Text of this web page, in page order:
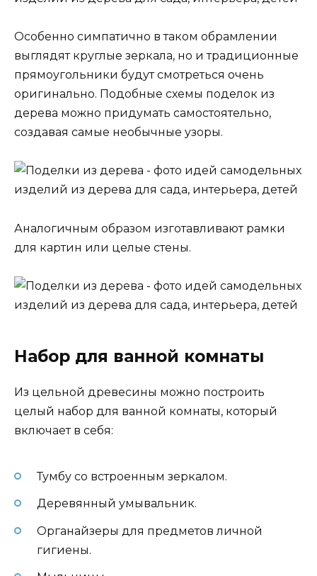
Особенно симпатично в таком обрамлении
выглядят круглые зеркала, но и традиционные
прямоугольники будут смотреться очень
оригинально. Подобные схемы поделок из
дерева можно придумать самостоятельно,
создавая самые необычные узоры.
Аналогичным образом изготавливают рамки
для картин или целые стены.
Набор для ванной комнаты
Из цельной древесины можно построить
целый набор для ванной комнаты, который
включает в себя:
Тумбу со встроенным зеркалом.
Деревянный умывальник.
Органайзеры для предметов личной
гигиены.